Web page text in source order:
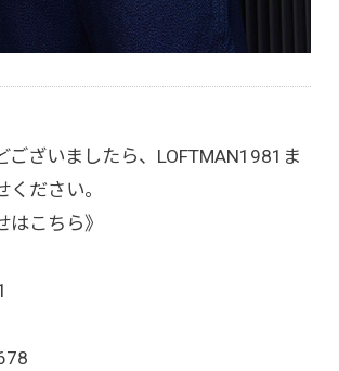
ございましたら、LOFTMAN1981ま
ださい。
はこちら》